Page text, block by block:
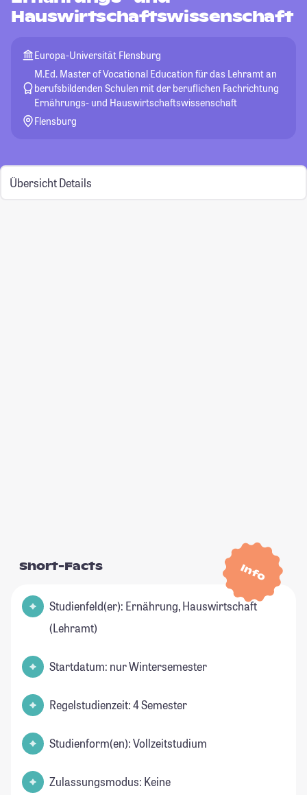
Hauswirtschaftswissenschaft
Europa-Universität Flensburg
M.Ed. Master of Vocational Education für das Lehramt an
berufsbildenden Schulen mit der beruflichen Fachrichtung
Ernährungs- und Hauswirtschaftswissenschaft
Flensburg
Übersicht Details
Info
Short-Facts
Studienfeld(er): Ernährung, Hauswirtschaft
(Lehramt)
Startdatum: nur Wintersemester
Regelstudienzeit: 4 Semester
Studienform(en): Vollzeitstudium
Zulassungsmodus: Keine